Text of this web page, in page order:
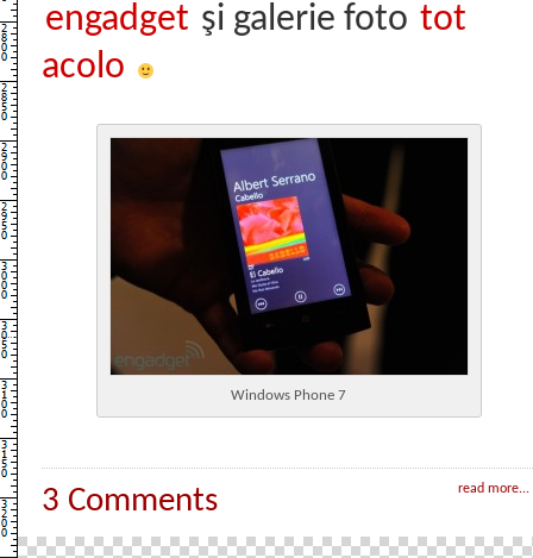
engadget şi galerie foto tot
acolo
Windows Phone 7
read more...
3 Comments